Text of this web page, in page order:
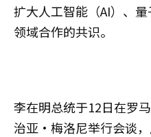
扩大人工智能（AI）、
领域合作的共识。
李在明总统于12日在罗
治亚·梅洛尼举行会谈